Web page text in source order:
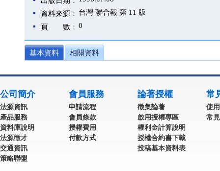
資料來源： 台灣 聯合報 第 11 版
頁 數： 0
基本資料 相關資料
公司簡介
法源資訊
產品服務
資料庫說明
法源徵才
交通資訊
策略聯盟
會員服務
申請流程
會員條款
授權費用
付款方式
論著授權
徵集論著
啟用授權專區
權利金計算說明
授權合約書下載
投稿基本資料表
常
使
常